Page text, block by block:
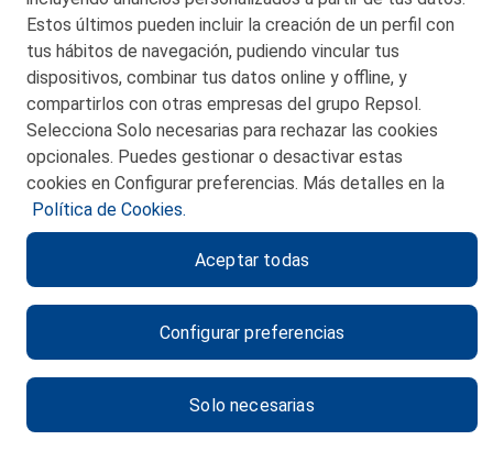
CONTACTO
MAPA WEB
POLITICA DE PRIVACIDAD
POLITICA DE COOKIES
CANAL DE ÉTICA
Estos últimos pueden incluir la creación de un perfil con
tus hábitos de navegación, pudiendo vincular tus
dispositivos, combinar tus datos online y offline, y
compartirlos con otras empresas del grupo Repsol.
Selecciona Solo necesarias para rechazar las cookies
opcionales. Puedes gestionar o desactivar estas
cookies en Configurar preferencias. Más detalles en la
Política de Cookies.
Configurar preferencias
Solo necesarias
Aceptar todas